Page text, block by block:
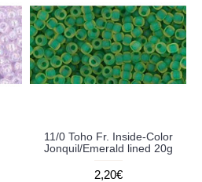
11/0 Toho Fr. Inside-Color
Jonquil/Emerald lined 20g
2,20€